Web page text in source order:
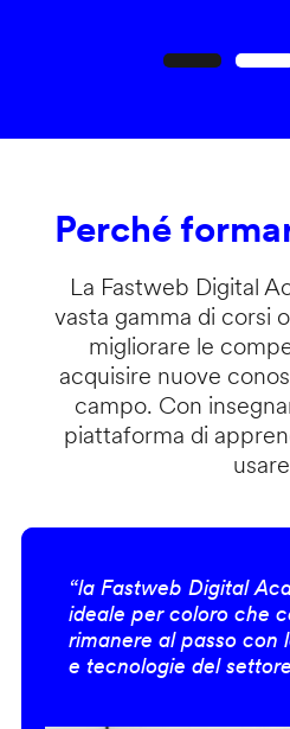
Perché
La Fastweb Digital
vasta gamma di corsi
migliorare le
acquisire nuove
campo. Con
piattaforma di
“la Fastweb Digital
ideale per coloro che
rimanere al passo con
e tecnologie del